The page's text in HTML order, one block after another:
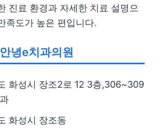
진료 환경과 자세한 치료 설명으
족도가 높은 편입니다.
녕e치과의원
화성시 장조2로 12 3층,306~309
화성시 장조동